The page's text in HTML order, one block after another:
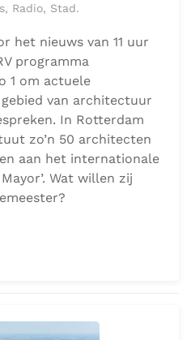
Radio, Stad.
het nieuws van 11 uur
programma
1 om actuele
van architectuur
In Rotterdam
zo’n 50 architecten
aan het internationale
Wat willen zij